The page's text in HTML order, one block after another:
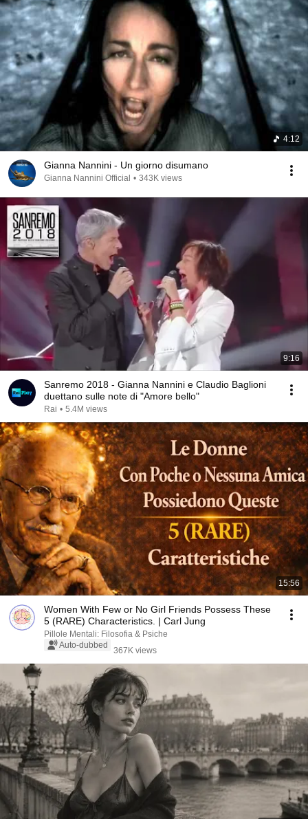
4:12
Gianna Nannini - Un giorno disumano
Gianna Nannini Official • 343K views
9:16
Sanremo 2018 - Gianna Nannini e Claudio Baglioni
duettano sulle note di "Amore bello"
Rai • 5.4M views
15:56
Women With Few or No Girl Friends Possess These
5 (RARE) Characteristics. | Carl Jung
Pillole Mentali: Filosofia & Psiche
Auto-dubbed
367K views